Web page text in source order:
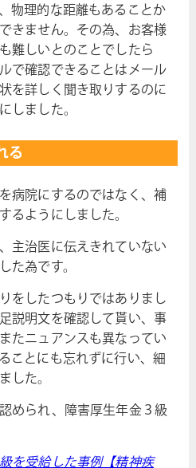
物理的な距離もあることか
きません。その為、お客様
難しいとのことでしたら
で確認できることはメール
を詳しく聞き取りするのに
しました。
る
病院にするのではなく、補
るようにしました。
主治医に伝えきれていない
た為です。
をしたつもりではありまし
説明文を確認して貰い、事
たニュアンスも異なってい
ことにも忘れずに行い、細
した。
められ、障害厚生年金３級
を受給した事例【精神疾